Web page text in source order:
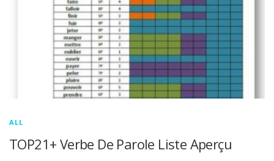
ALL
TOP21+ Verbe De Parole Liste Aperçu